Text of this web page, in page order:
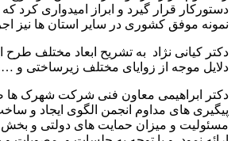
دستور‌کار قرار گیرد و‌ ابراز امیدواری کرد که
نمونه موفق کشوری در سایر استان ها نیز
دکتر کیانی نژاد به تشریح ابعاد مختلف طرح
دلایل موجه از زوایای مختلف زیرساختی و
دکتر ابراهیمی معاون فنی شرکت شهرک ها
پیگیری های مداوم انجمن الگوی ایجاد و
مسئولیت و میزان حمایت های دولتی و